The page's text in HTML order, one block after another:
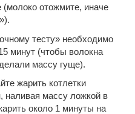
отожмите, иначе
тесту» необходимо
минут (чтобы волокна
массу гуще).
жарить котлетки
массу ложкой в
около 1 минуты на